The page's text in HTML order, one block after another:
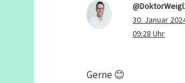
30. Januar
09:28 Uhr
Gerne 😊